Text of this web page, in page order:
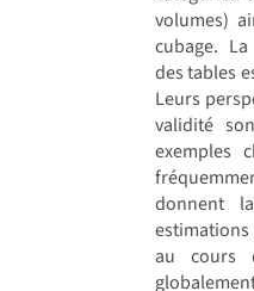
volumes)
cubage.
des tables
Leurs
validité
exemples
donnent
au cours